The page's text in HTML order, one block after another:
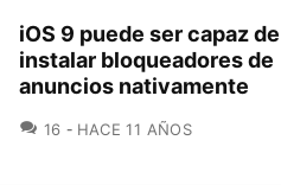
iOS 9 puede ser capaz de
instalar bloqueadores de
anuncios nativamente
16 COMENTARIOS
HACE 11 AÑOS